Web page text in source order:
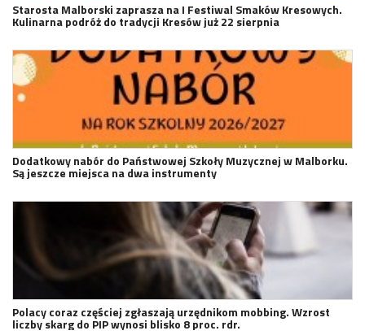
Starosta Malborski zaprasza na I Festiwal Smaków Kresowych.
Kulinarna podróż do tradycji Kresów już 22 sierpnia
Dodatkowy nabór do Państwowej Szkoły Muzycznej w Malborku.
Są jeszcze miejsca na dwa instrumenty
Polacy coraz częściej zgłaszają urzędnikom mobbing. Wzrost
liczby skarg do PIP wynosi blisko 8 proc. rdr.